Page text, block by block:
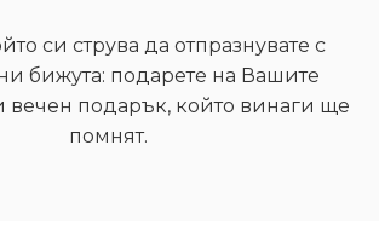
си струва да отпразнувате с
бижута: подарете на Вашите
вечен подарък, който винаги ще
помнят.